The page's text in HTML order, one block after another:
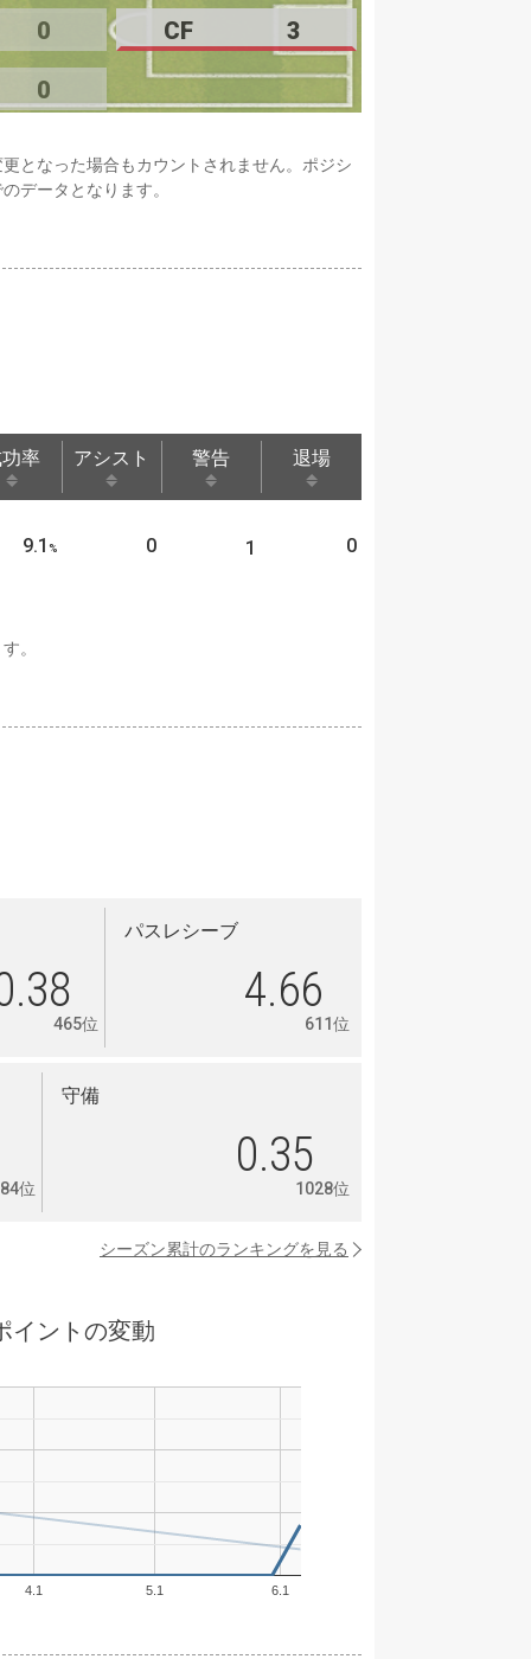
0 CF 3
0
となった場合もカウントされません。ポジシ
データとなります。
率 アシスト 警告 退場
9.1 % 0 1 0
。
465位
パスレシーブ
4.66
611位
位
守備
0.35
1028位
シーズン累計のランキングを見る
イントの変動
4.1 5.1 6.1